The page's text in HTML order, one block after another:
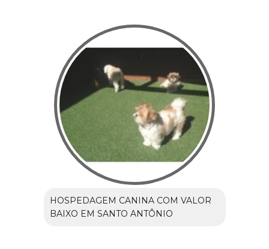
HOSPEDAGEM CANINA COM VALOR
BAIXO EM SANTO ANTÔNIO